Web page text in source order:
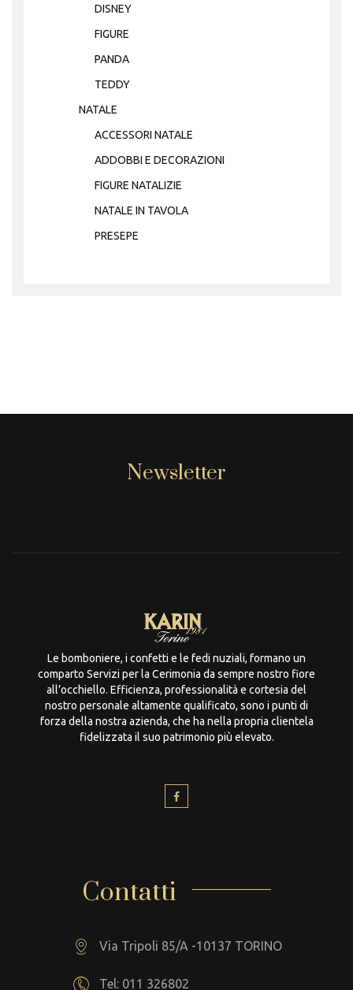
DISNEY
FIGURE
PANDA
TEDDY
NATALE
ACCESSORI NATALE
ADDOBBI E DECORAZIONI
FIGURE NATALIZIE
NATALE IN TAVOLA
PRESEPE
Newsletter
Le bomboniere, i confetti e le fedi nuziali, formano un
comparto Servizi per la Cerimonia da sempre nostro fiore
all’occhiello. Efficienza, professionalità e cortesia del
nostro personale altamente qualificato, sono i punti di
forza della nostra azienda, che ha nella propria clientela
fidelizzata il suo patrimonio più elevato.
Contatti
Via Tripoli 85/A -10137 TORINO
Tel: 011 326802